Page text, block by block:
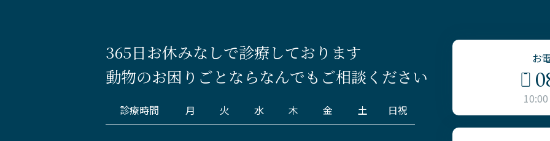
365日お休みなしで診療しております
動物のお困りごとならなんでもご相談ください
診療時間 月 火 水 木 金 土 日祝
お